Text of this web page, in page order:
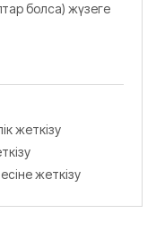
болса) жүзеге
жеткізу
жеткізу